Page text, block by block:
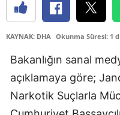
KAYNAK: DHA Okunma Süresi: 1
Bakanlığın sanal
açıklamaya göre;
Narkotik Suçlarla